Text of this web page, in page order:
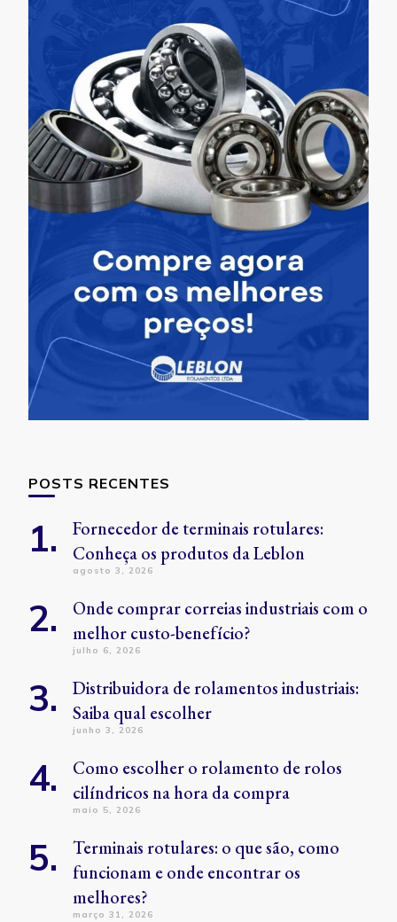
POSTS RECENTES
Fornecedor de terminais rotulares:
Conheça os produtos da Leblon
agosto 3, 2026
Onde comprar correias industriais com o
melhor custo-benefício?
julho 6, 2026
Distribuidora de rolamentos industriais:
Saiba qual escolher
junho 3, 2026
Como escolher o rolamento de rolos
cilíndricos na hora da compra
maio 5, 2026
Terminais rotulares: o que são, como
funcionam e onde encontrar os
melhores?
março 31, 2026